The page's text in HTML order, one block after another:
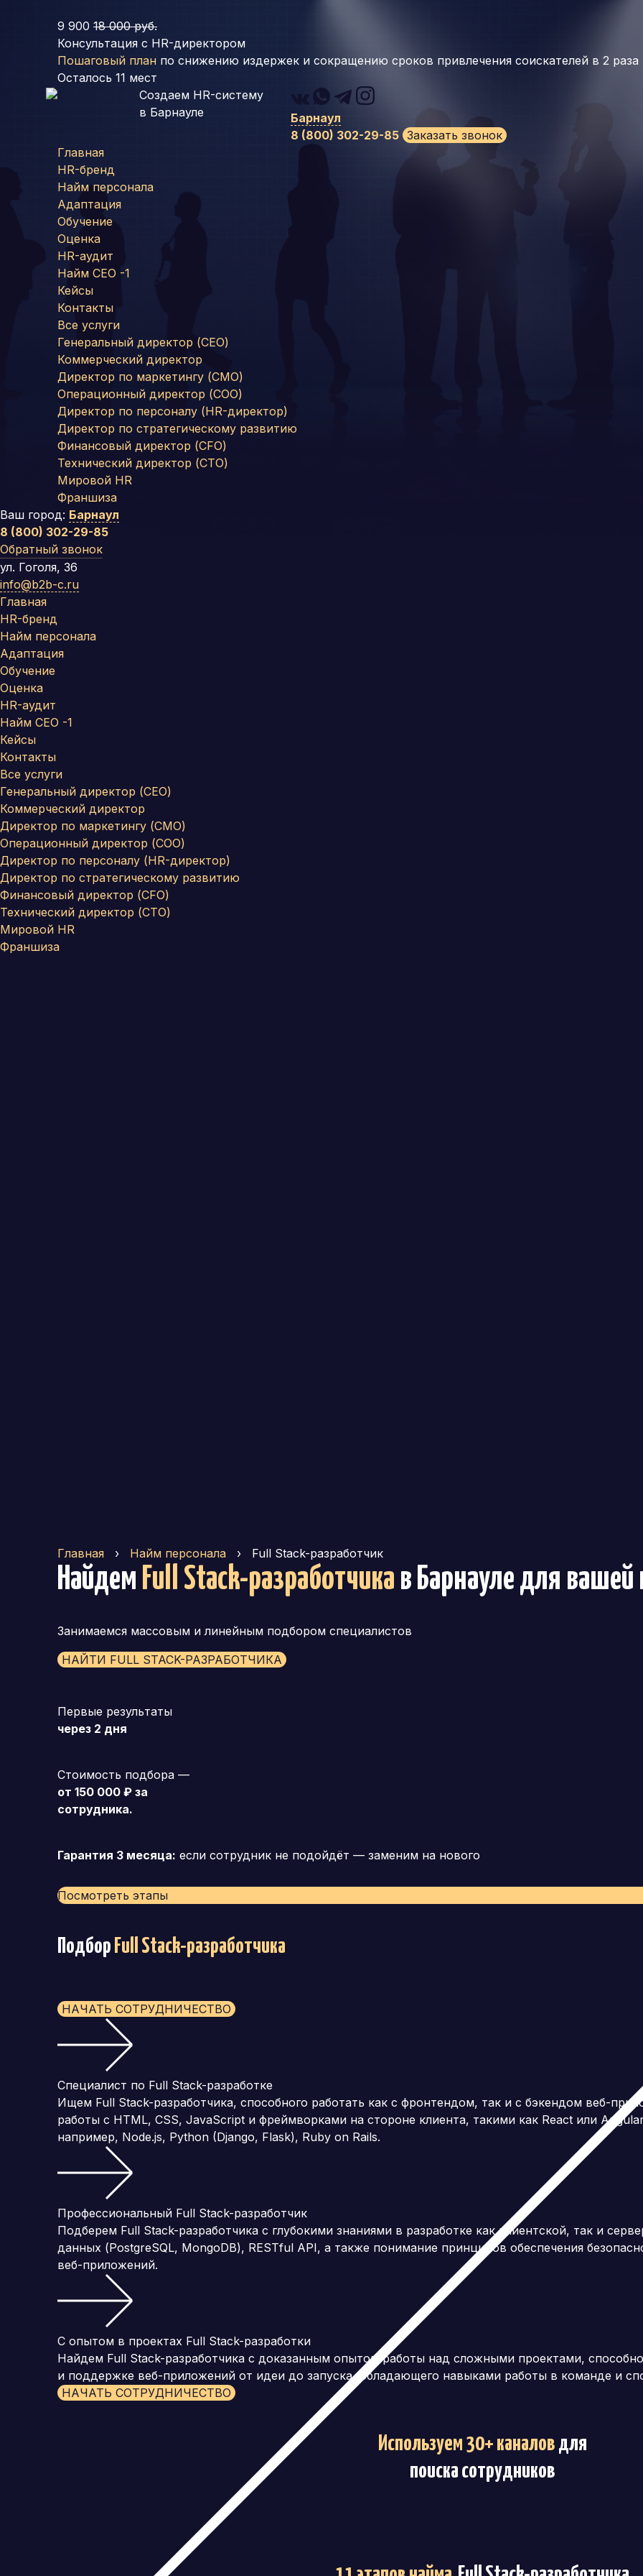
9 900 18 000 руб.
Консультация с HR-директором
Пошаговый план по снижению издержек и сокращению сроков привлечения соискателей в 2 раза
Осталось 11 мест
Создаем HR-систему
в Барнауле
Барнаул
8 (800) 302-29-85 Заказать звонок
Главная
HR-бренд
Найм персонала
Адаптация
Обучение
Оценка
HR-аудит
Найм СЕО -1
Кейсы
Контакты
Все услуги
Генеральный директор (CEO)
Коммерческий директор
Директор по маркетингу (CMO)
Операционный директор (COO)
Директор по персоналу (HR-директор)
Директор по стратегическому развитию
Финансовый директор (CFO)
Технический директор (CTO)
Мировой HR
Франшиза
Ваш город: Барнаул
8 (800) 302-29-85
Обратный звонок
ул. Гоголя, 36
info@b2b-c.ru
Главная
HR-бренд
Найм персонала
Адаптация
Обучение
Оценка
HR-аудит
Найм СЕО -1
Кейсы
Контакты
Все услуги
Генеральный директор (CEO)
Коммерческий директор
Директор по маркетингу (CMO)
Операционный директор (COO)
Директор по персоналу (HR-директор)
Директор по стратегическому развитию
Финансовый директор (CFO)
Технический директор (CTO)
Мировой HR
Франшиза
Главная › Найм персонала › Full Stack-разработчик
Найдем Full Stack-разработчика в Барнауле для вашей
Занимаемся массовым и линейным подбором специалистов
НАЙТИ FULL STACK-РАЗРАБОТЧИКА
Первые результаты
через 2 дня
Стоимость подбора —
от 150 000 ₽ за
сотрудника.
Гарантия 3 месяца: если сотрудник не подойдёт — заменим на нового
Посмотреть этапы
Подбор Full Stack-разработчика
НАЧАТЬ СОТРУДНИЧЕСТВО
Специалист по Full Stack-разработке
Ищем Full Stack-разработчика, способного работать как с фронтендом, так и с бэкендом веб-
работы с HTML, CSS, JavaScript и фреймворками на стороне клиента, такими как React или
например, Node.js, Python (Django, Flask), Ruby on Rails.
Профессиональный Full Stack-разработчик
Подберем Full Stack-разработчика с глубокими знаниями в разработке как клиентской, так и
данных (PostgreSQL, MongoDB), RESTful API, а также понимание принципов обеспечения
веб-приложений.
С опытом в проектах Full Stack-разработки
Найдем Full Stack-разработчика с доказанным опытом работы над сложными проектами,
и поддержке веб-приложений от идеи до запуска, обладающего навыками работы в команде и
НАЧАТЬ СОТРУДНИЧЕСТВО
Используем 30+ каналов для
поиска сотрудников